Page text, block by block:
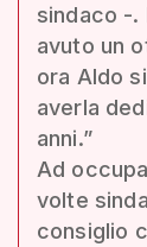
sindaco -.
avuto un
ora Aldo
averla
anni.”
Ad
volte
consiglio